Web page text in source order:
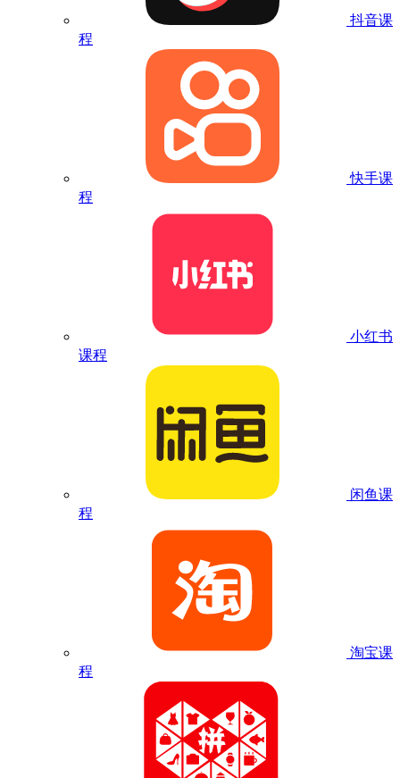
抖音课
程
快手课
程
小红书
课程
闲鱼课
程
淘宝课
程